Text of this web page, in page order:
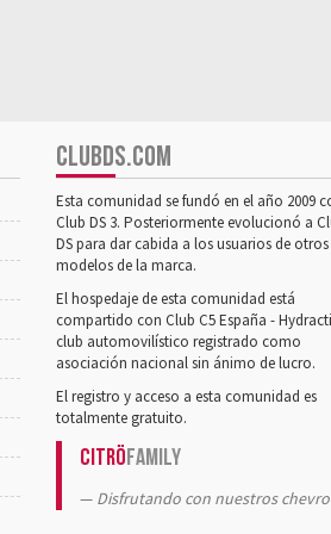
CLUBDS.COM
Esta comunidad se fundó en el año 2009
Club DS 3. Posteriormente evolucionó a
DS para dar cabida a los usuarios de otros
modelos de la marca.
El hospedaje de esta comunidad está
compartido con Club C5 España -
club automovilístico registrado como
asociación nacional sin ánimo de lucro.
El registro y acceso a esta comunidad es
totalmente gratuito.
CitröFamily
Disfrutando con nuestros